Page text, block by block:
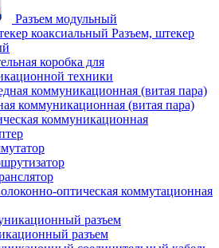
Разъем модульный
Разъем, штекер
коробка для
техники
коммуникационная (витая пара)
коммуникационная
оптическая коммутационная
разъем